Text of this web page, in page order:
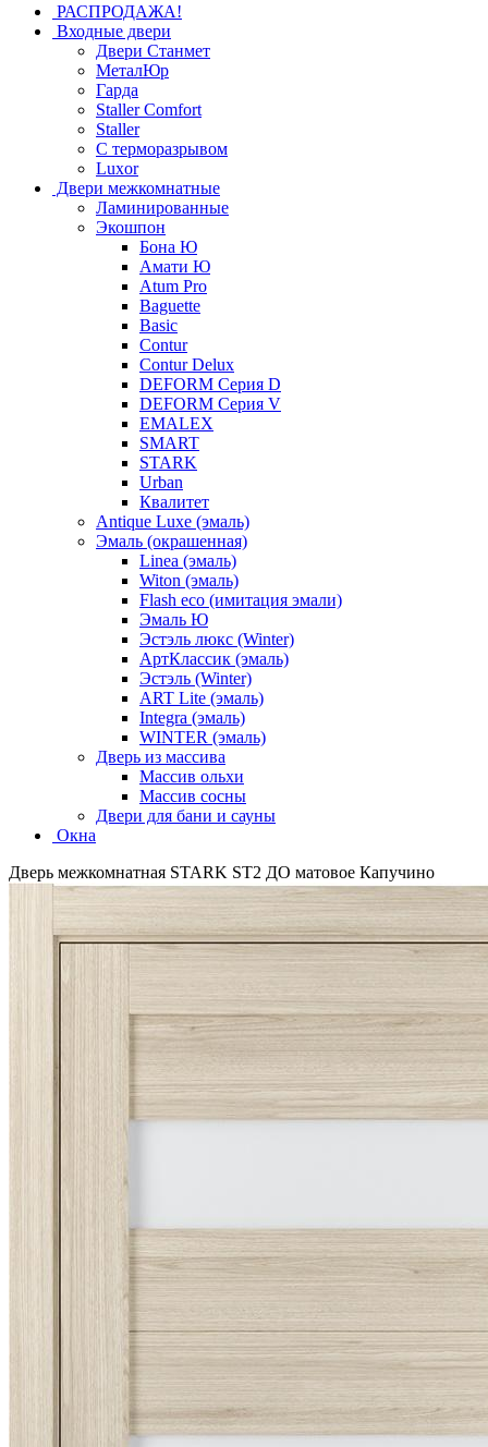
РАСПРОДАЖА!
Входные двери
Двери Станмет
МеталЮр
Гарда
Staller Comfort
Staller
С терморазрывом
Luxor
Двери межкомнатные
Ламинированные
Экошпон
Бона Ю
Амати Ю
Atum Pro
Baguette
Basic
Contur
Contur Delux
DEFORM Серия D
DEFORM Серия V
EMALEX
SMART
STARK
Urban
Квалитет
Antique Luxe (эмаль)
Эмаль (окрашенная)
Linea (эмаль)
Witon (эмаль)
Flash eco (имитация эмали)
Эмаль Ю
Эстэль люкс (Winter)
АртКлассик (эмаль)
Эстэль (Winter)
ART Lite (эмаль)
Integra (эмаль)
WINTER (эмаль)
Дверь из массива
Массив ольхи
Массив сосны
Двери для бани и сауны
Окна
Дверь межкомнатная STARK ST2 ДО матовое Капучино